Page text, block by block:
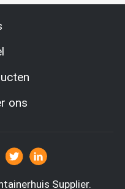
ons
Supplier.